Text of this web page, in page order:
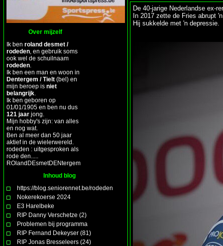
Over mijzelf
Ik ben roland desmet /
rodeden , en gebruik soms
ook wel de schuilnaam
rodeden
Ik ben een man en woon in
Dentergem / Tielt (bel) en
mijn beroep is niet
belangrijk
Ik ben geboren op
01/01/1905 en ben nu dus
121 jaar jong.
Mijn hobby's zijn: van alles
en nog wat.
Ben al meer dan 50 jaar
aktief in de wielerwereld.
rodeden : uitgesproken als
rode den.....
ROlandDEsmetDENtergem
Inhoud blog
https://blog.seniorennet.be/rodeden
Nokerekoerse 2024
E3 Harelbeke
RIP Danny Verschetze (2)
Problemen bij programma
RIP Fernand Dekeyser (81)
RIP Jonas Bresseleers (24)
De 40-jarige Nederlandse ex-
In 2017 zette de Fries abrupt
Hij sukkelde met 'n depressie.